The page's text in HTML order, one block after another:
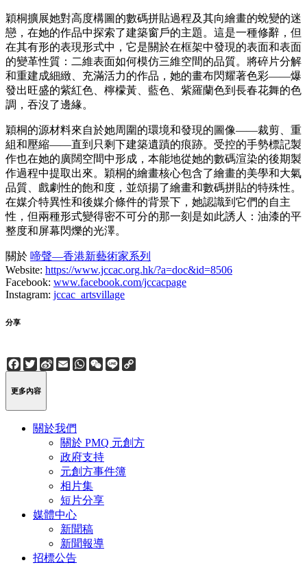
穎桐擴展她對高度構圖的數碼拼貼過程及其向繪畫的蛻變的迷
戀，在她的作品中探索了建築窗戶的主題。這是一種修辭，但
在其有形的表現形式中，它是關於在框架中發現的表面和表面
的變革性質：二維表面如何模仿三維空間的品質。將碎片分解
和重建成細緻、充滿活力的作品，她的畫布閃耀著色彩——爆
發出旺盛的紫紅色、檸檬黃、藍色、紫羅蘭色到長春花舞的色
調，吞沒了邊緣。
穎桐的源材料來自於她周圍的環境和發現的圖像——裁剪、重
組和壓縮——直到只剩下建築遺蹟的痕跡。受控的手勢標記製
作也在她的廣闊空間中形成，本能地從她的數碼渲染的後期製
作過程中提取出來。穎桐的繪畫核心包含了繪畫的美學和大氣
品質、戲劇性的飽和度，並頌揚了繪畫和數碼拼貼的特殊性。
在媒介特異性和後媒介條件的背景下，她認識到它們的自主
性，但兩種形式變得密不可分的那一刻是如此誘人：油漆的平
整度和屏幕閃爍的光澤。
關於 啼聲—香港新藝術家系列
Website: https://www.jccac.org.hk/?a=doc&id=8506
Facebook: www.facebook.com/jccacpage
Instagram: jccac_artsvillage
分享
Facebook
Twitter
Sina
Weibo
EmailWhatsApp
WeChat
Line
更多內容
關於我們
關於 PMQ 元創方
政府支持
元創方事件簿
相片集
短片分享
媒體中心
新聞稿
新聞報導
招標公告